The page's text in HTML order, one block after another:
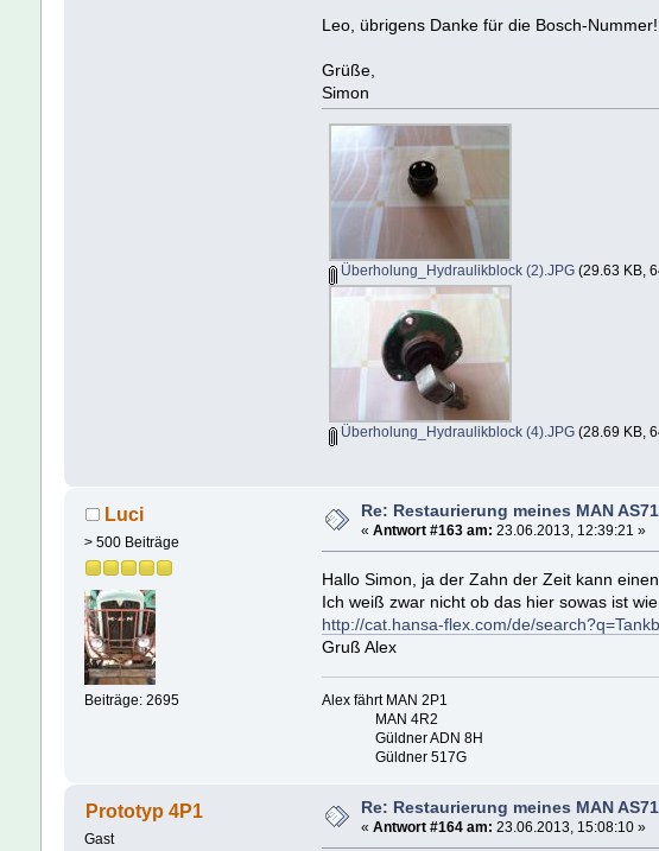
Leo, übrigens Danke für die Bosch-Nummer!
Grüße,
Simon
Überholung_Hydraulikblock (2).JPG(29.63 KB,
Überholung_Hydraulikblock (4).JPG(28.69 KB,
Luci
> 500 Beiträge
Beiträge: 2695
Re: Restaurierung meines MAN
« Antwort #163 am: 23.06.2013, 12:39:21 »
Hallo Simon, ja der Zahn der Zeit kann
Ich weiß zwar nicht ob das hier sowas ist
http://cat.hansa-flex.com/de/
Gruß Alex
Alex fährt MAN 2P1
MAN 4R2
Güldner ADN 8H
Güldner 517G
Prototyp 4P1
Gast
Re: Restaurierung meines MAN
« Antwort #164 am: 23.06.2013, 15:08:10 »